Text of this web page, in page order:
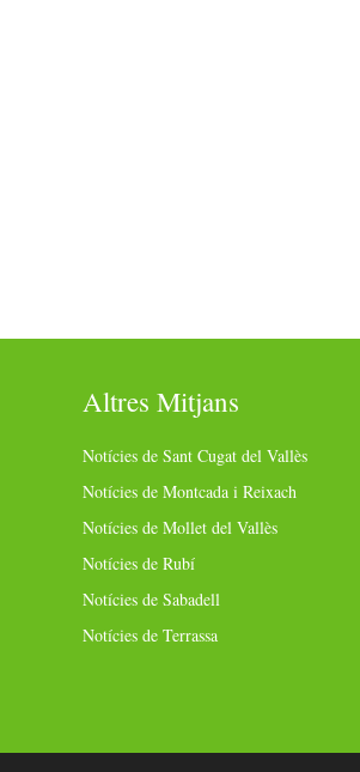
Altres Mitjans
Notícies de Sant Cugat del Vallès
Notícies de Montcada i Reixach
Notícies de Mollet del Vallès
Notícies de Rubí
Notícies de Sabadell
Notícies de Terrassa